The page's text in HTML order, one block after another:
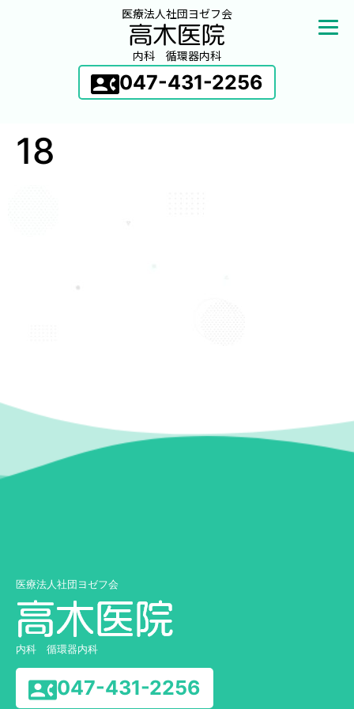
医療法人社団ヨゼフ会
内科 循環器内科
047-431-2256
18
医療法人社団ヨゼフ会
内科 循環器内科
047-431-2256